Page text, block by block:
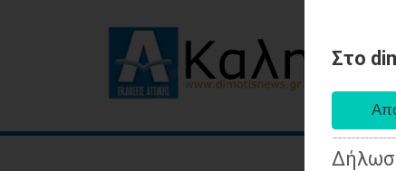
Στο
ΕΙΔΗΣΕΙΣ